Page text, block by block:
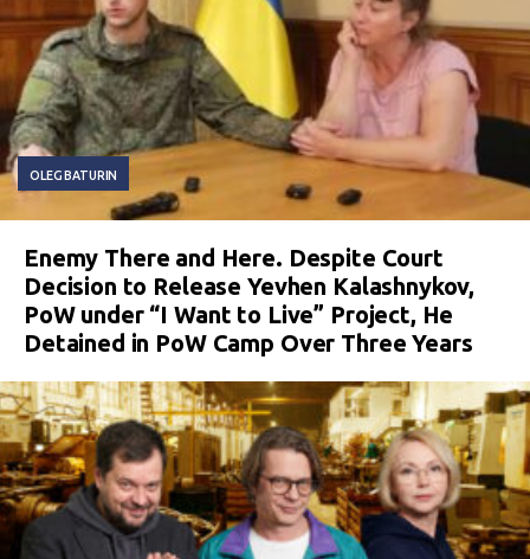
OLEG BATURIN
Enemy There and Here. Despite Court
Decision to Release Yevhen Kalashnykov,
PoW under “I Want to Live” Project, He
Detained in PoW Camp Over Three Years